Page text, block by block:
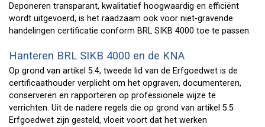
Deponeren transparant, kwalitatief hoogwaardig en efficiënt
wordt uitgevoerd, is het raadzaam ook voor niet-gravende
handelingen certificatie conform BRL SIKB 4000 toe te passen.
Hanteren BRL SIKB 4000 en de KNA
Op grond van artikel 5.4, tweede lid van de Erfgoedwet is de
certificaathouder verplicht om het opgraven, documenteren,
conserveren en rapporteren op professionele wijze te
verrichten. Uit de nadere regels die op grond van artikel 5.5
Erfgoedwet zijn gesteld, vloeit voort dat het werken